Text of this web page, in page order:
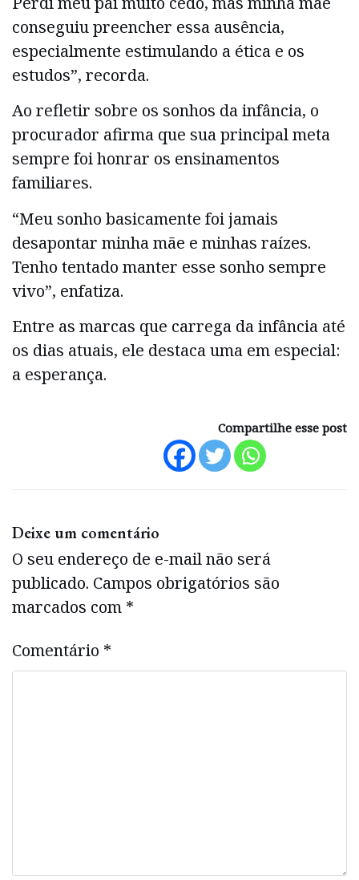
conseguiu preencher essa ausência,
especialmente estimulando a ética e os
estudos”, recorda.
Ao refletir sobre os sonhos da infância, o
procurador afirma que sua principal meta
sempre foi honrar os ensinamentos
familiares.
“Meu sonho basicamente foi jamais
desapontar minha mãe e minhas raízes.
Tenho tentado manter esse sonho sempre
vivo”, enfatiza.
Entre as marcas que carrega da infância até
os dias atuais, ele destaca uma em especial:
a esperança.
Compartilhe esse post
Deixe um comentário
O seu endereço de e-mail não será
publicado. Campos obrigatórios são
marcados com *
Comentário *